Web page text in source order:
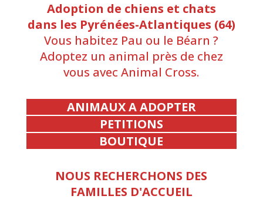
Adoption de chiens et chats
dans les Pyrénées-Atlantiques (64)
Vous habitez Pau ou le Béarn ?
Adoptez un animal près de chez
vous avec Animal Cross.
ANIMAUX A ADOPTER
PETITIONS
BOUTIQUE
NOUS RECHERCHONS DES
FAMILLES D'ACCUEIL